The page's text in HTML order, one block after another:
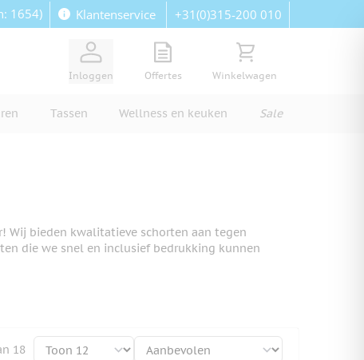
1654) Klantenservice +31(0)315-200 010
Inloggen
View quote, Quote is empty
Offertes
Bekijk winkelwagen,
Winkelwagen
Tassen Wellness en keuken Sale
Wij bieden kwalitatieve schorten aan tegen
die we snel en inclusief bedrukking kunnen
18